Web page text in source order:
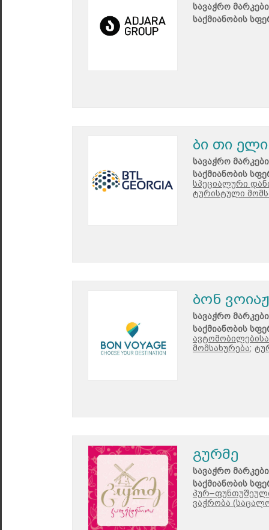
სავაჭრო
საქმიანობის
ბი თი ელი
სავაჭრო
საქმიანობის
სპეციალური
ტურისტული
ბონ
სავაჭრო
საქმიანობის
მომსახურება;
გურმე
სავაჭრო
საქმიანობის
ვაჭრობა